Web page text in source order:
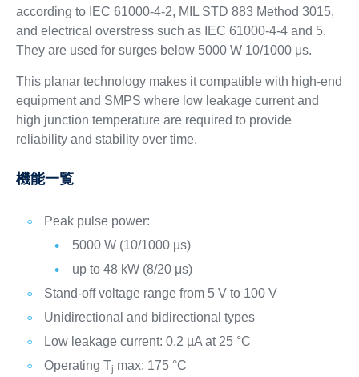
according to IEC 61000-4-2, MIL STD 883 Method 3015,
and electrical overstress such as IEC 61000-4-4 and 5.
They are used for surges below 5000 W 10/1000 μs.
This planar technology makes it compatible with high-end
equipment and SMPS where low leakage current and
high junction temperature are required to provide
reliability and stability over time.
機能一覧
Peak pulse power:
5000 W (10/1000 μs)
up to 48 kW (8/20 μs)
Stand-off voltage range from 5 V to 100 V
Unidirectional and bidirectional types
Low leakage current: 0.2 µA at 25 °C
Operating Tj max: 175 °C